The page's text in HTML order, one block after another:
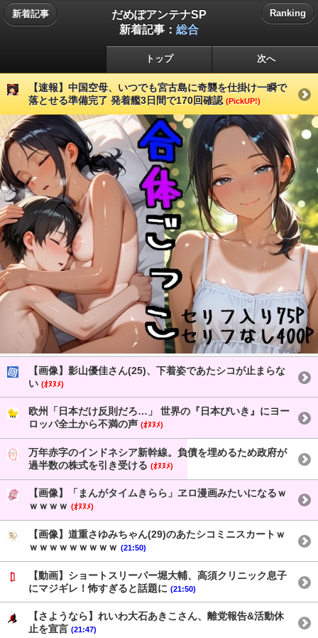
新着記事
だめぽアンテナSP
新着記事： 総合
Ranking
トップ 次へ
【速報】中国空母、いつでも宮古島に奇襲を仕掛け一瞬で
落とせる準備完了 発着艦3日間で170回確認 (PickUP!)
【画像】影山優佳さん(25)、下着姿であたシコが止まらな
い (ｵﾇﾇﾒ)
欧州「日本だけ反則だろ…」 世界の『日本びいき』にヨー
ロッパ全土から不満の声 (ｵﾇﾇﾒ)
万年赤字のインドネシア新幹線。負債を埋めるため政府が
過半数の株式を引き受ける (ｵﾇﾇﾒ)
【画像】「まんがタイムきらら」ヱロ漫画みたいになるｗ
ｗｗｗｗ (ｵﾇﾇﾒ)
【画像】道重さゆみちゃん(29)のあたシコミニスカートｗ
ｗｗｗｗｗｗｗｗｗ (21:50)
【動画】ショートスリーパー堀大輔、高須クリニック息子
にマジギレ！怖すぎると話題に (21:50)
【さようなら】れいわ大石あきこさん、離党報告&活動休
止を宣言 (21:47)